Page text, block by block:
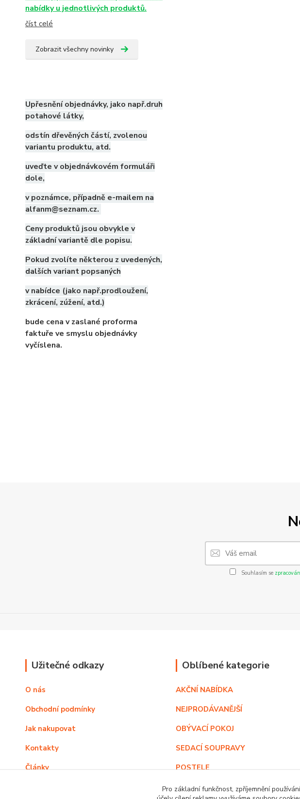
nabídky u jednotlivých produktů.
číst celé
Zobrazit všechny novinky
Upřesnění objednávky, jako např.druh
potahové látky,
odstín dřevěných částí, zvolenou
variantu produktu, atd.
uveďte v objednávkovém formuláři
dole,
v poznámce, případně e-mailem na
alfanm@seznam.cz.
Ceny produktů jsou obvykle v
základní variantě dle popisu.
Pokud zvolíte některou z uvedených,
dalších variant popsaných
v nabídce (jako např.prodloužení,
zkrácení, zúžení, atd.)
bude cena v zaslané proforma
faktuře ve smyslu objednávky
vyčíslena.
Souhlasím se
Užitečné odkazy
O nás
Obchodní podmínky
Jak nakupovat
Kontakty
Články
Oblíbené kategorie
AKČNÍ NABÍDKA
NEJPRODÁVANĚJŠÍ
OBÝVACÍ POKOJ
SEDACÍ SOUPRAVY
POSTELE
SKŘÍNĚ V BYTĚ
Pro základní funkčnost, zpříjemnění